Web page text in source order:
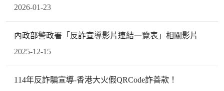
2026-01-23
內政部警政署「反詐宣導影片連結一覽表」相關影片
2025-12-15
114年反詐騙宣導-香港大火假QRCode詐善款！